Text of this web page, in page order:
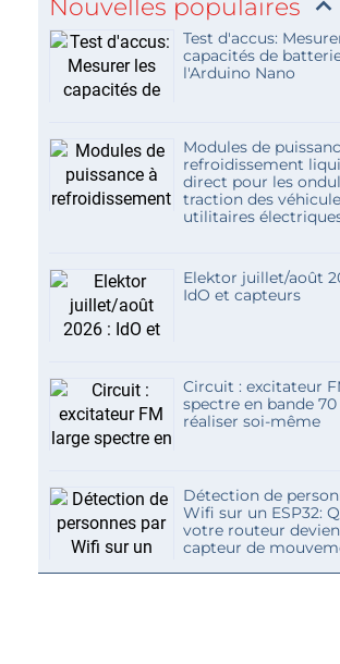
Nouvelles populaires
Test d'accus:
capacités de
l'Arduino Nano
Modules de
refroidissement
direct pour les
traction des
utilitaires
Elektor juillet/août
IdO et capteurs
Circuit : excitateur
spectre en bande
réaliser soi-même
Détection de
Wifi sur un ESP32:
votre routeur
capteur de